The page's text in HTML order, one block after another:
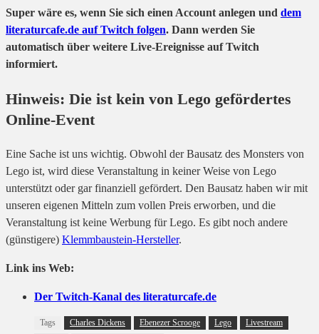
Super wäre es, wenn Sie sich einen Account anlegen und dem
literaturcafe.de auf Twitch folgen. Dann werden Sie
automatisch über weitere Live-Ereignisse auf Twitch
informiert.
Hinweis: Die ist kein von Lego gefördertes
Online-Event
Eine Sache ist uns wichtig. Obwohl der Bausatz des Monsters von
Lego ist, wird diese Veranstaltung in keiner Weise von Lego
unterstützt oder gar finanziell gefördert. Den Bausatz haben wir mit
unseren eigenen Mitteln zum vollen Preis erworben, und die
Veranstaltung ist keine Werbung für Lego. Es gibt noch andere
(günstigere) Klemmbaustein-Hersteller.
Link ins Web:
Der Twitch-Kanal des literaturcafe.de
Tags Charles Dickens Ebenezer Scrooge Lego
Livestream